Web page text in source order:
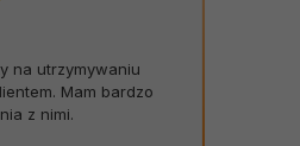
na utrzymywaniu
Mam bardzo
z nimi.